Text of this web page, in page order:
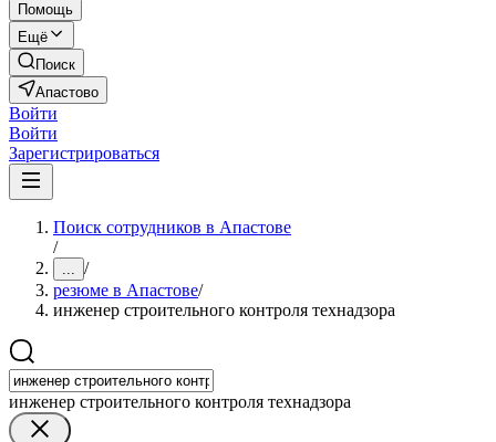
Помощь
Ещё
Поиск
Апастово
Войти
Войти
Зарегистрироваться
Поиск сотрудников в Апастове
/
... /
резюме в Апастове/
инженер строительного контроля технадзора
инженер строительного контроля технадзора